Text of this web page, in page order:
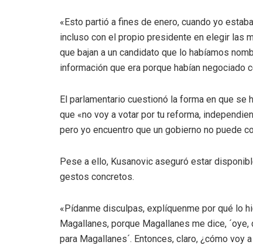
«Esto partió a fines de enero, cuando yo
incluso con el propio presidente en elegir las
que bajan a un candidato que lo habíamos
información que era porque habían negociado
El parlamentario cuestionó la forma en que
que «no voy a votar por tu reforma,
pero yo encuentro que un gobierno no puede
Pese a ello, Kusanovic aseguró estar
gestos concretos.
«Pídanme disculpas, explíquenme por qué lo
Magallanes, porque Magallanes me dice,
para Magallanes´. Entonces, claro, ¿cómo